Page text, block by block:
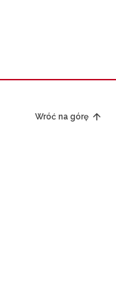
Wróć na górę